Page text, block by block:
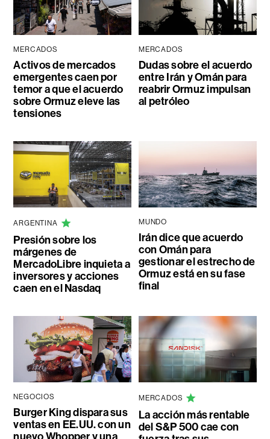
MERCADOS
Activos de mercados
emergentes caen por
temor a que el acuerdo
sobre Ormuz eleve las
tensiones
MERCADOS
Dudas sobre el acuerdo
entre Irán y Omán para
reabrir Ormuz impulsan
al petróleo
ARGENTINA
Presión sobre los
márgenes de
MercadoLibre inquieta a
inversores y acciones
caen en el Nasdaq
MUNDO
Irán dice que acuerdo
con Omán para
gestionar el estrecho de
Ormuz está en su fase
final
NEGOCIOS
Burger King dispara sus
ventas en EE.UU. con un
MERCADOS
La acción más rentable
del S&P 500 cae con